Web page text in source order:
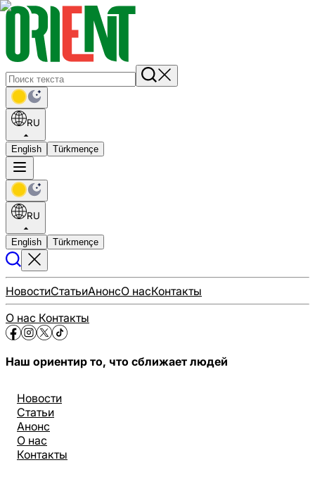
RU
English Türkmençe
RU
English Türkmençe
НовостиСтатьиАнонсО насКонтакты
О нас Контакты
Наш ориентир то, что сближает людей
Новости
Статьи
Анонс
О нас
Контакты